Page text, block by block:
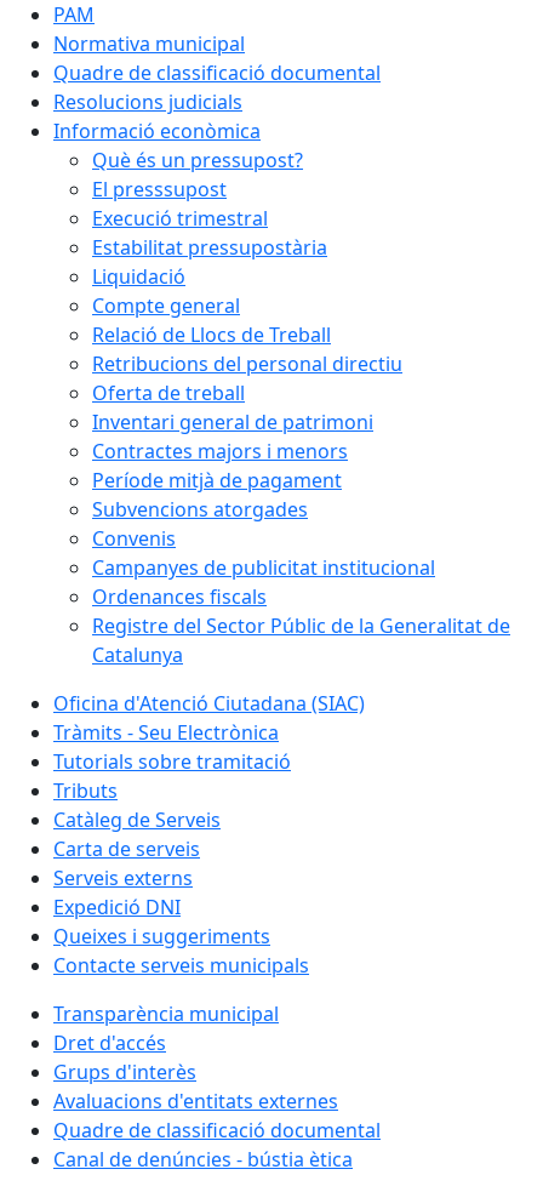
PAM
Normativa municipal
Quadre de classificació documental
Resolucions judicials
Informació econòmica
Què és un pressupost?
El presssupost
Execució trimestral
Estabilitat pressupostària
Liquidació
Compte general
Relació de Llocs de Treball
Retribucions del personal directiu
Oferta de treball
Inventari general de patrimoni
Contractes majors i menors
Període mitjà de pagament
Subvencions atorgades
Convenis
Campanyes de publicitat institucional
Ordenances fiscals
Registre del Sector Públic de la Generalitat de
Catalunya
Oficina d'Atenció Ciutadana (SIAC)
Tràmits - Seu Electrònica
Tutorials sobre tramitació
Tributs
Catàleg de Serveis
Carta de serveis
Serveis externs
Expedició DNI
Queixes i suggeriments
Contacte serveis municipals
Transparència municipal
Dret d'accés
Grups d'interès
Avaluacions d'entitats externes
Quadre de classificació documental
Canal de denúncies - bústia ètica